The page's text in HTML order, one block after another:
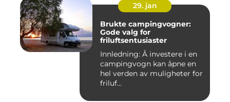
29. jan
Brukte campingvogner:
Gode valg for
friluftsentusiaster
Innledning: Å investere i en
campingvogn kan åpne en
hel verden av muligheter for
friluf...